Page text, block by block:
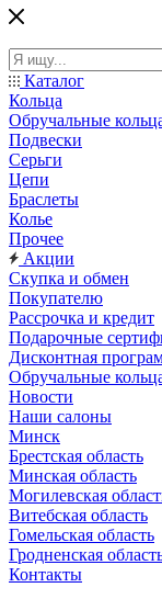
Каталог
Кольца
Обручальные
Подвески
Серьги
Цепи
Браслеты
Колье
Прочее
Акции
Скупка и обмен
Покупателю
Рассрочка и кредит
Подарочные
Дисконтная
Обручальные
Новости
Наши салоны
Минск
Брестская область
Минская область
Могилевская
Витебская область
Гомельская область
Гродненская
Контакты